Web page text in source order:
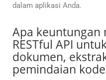
dalam aplikasi Anda.
Apa keuntungan
RESTful API
dokumen,
pemindaian